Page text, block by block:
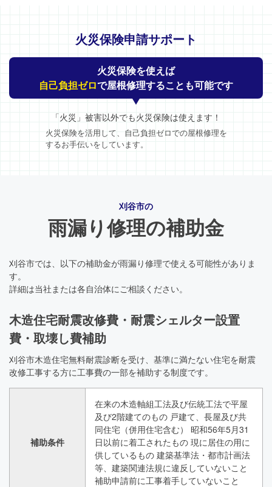
火災保険申請サポート
火災保険を使えば
自己負担ゼロで屋根修理することも可能です
「火災」被害以外でも火災保険は使えます！
火災保険を活用して、自己負担ゼロでの屋根修理を
するお手伝いをしています。
刈谷市の
雨漏り修理の補助金
刈谷市では、以下の補助金が雨漏り修理で使える可能性がありま
す。
詳細は当社または各自治体にご相談ください。
木造住宅耐震改修費・耐震シェルター設置
費・取壊し費補助
刈谷市木造住宅無料耐震診断を受け、基準に満たない住宅を耐震
改修工事する方に工事費の一部を補助する制度です。
補助条件
在来の木造軸組工法及び伝統工法で平屋
及び2階建てのもの 戸建て、長屋及び共
同住宅（併用住宅含む） 昭和56年5月31
日以前に着工されたもの 現に居住の用に
供しているもの 建築基準法・都市計画法
等、建築関連法規に違反していないこと
補助申請前に工事着手していないこと